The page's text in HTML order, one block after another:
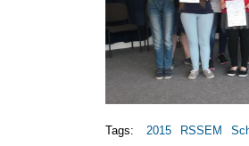
Tags: 2015 RSSEM